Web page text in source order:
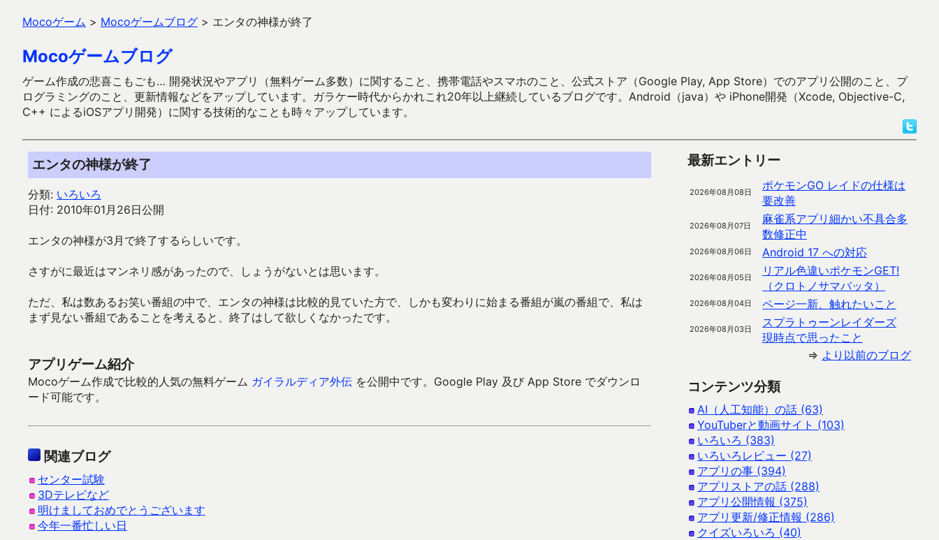
Mocoゲーム > Mocoゲームブログ > エンタの神様が終了
Mocoゲームブログ
ゲーム作成の悲喜こもごも… 開発状況やアプリ（無料ゲーム多数）に関すること、携帯電話やスマホのこと、公式ストア（Google Play, App Store）でのアプリ公開のこと、プ
ログラミングのこと、更新情報などをアップしています。ガラケー時代からかれこれ20年以上継続しているブログです。Android（java）や iPhone開発（Xcode, Objective-C,
C++ によるiOSアプリ開発）に関する技術的なことも時々アップしています。
エンタの神様が終了
分類: いろいろ
日付: 2010年01月26日公開
エンタの神様が3月で終了するらしいです。
さすがに最近はマンネリ感があったので、しょうがないとは思います。
ただ、私は数あるお笑い番組の中で、エンタの神様は比較的見ていた方で、しかも変わりに始まる番組が嵐の番組で、私は
まず見ない番組であることを考えると、終了はして欲しくなかったです。
アプリゲーム紹介
Mocoゲーム作成で比較的人気の無料ゲーム ガイラルディア外伝 を公開中です。Google Play 及び App Store でダウンロ
ード可能です。
関連ブログ
センター試験
3Dテレビなど
明けましておめでとうございます
今年一番忙しい日
最新エントリー
2026年08月08日
ポケモンGO レイドの仕様は
要改善
2026年08月07日
麻雀系アプリ細かい不具合多
数修正中
2026年08月06日 Android 17 への対応
2026年08月05日
リアル色違いポケモンGET!
（クロトノサマバッタ）
2026年08月04日 ページ一新、触れたいこと
2026年08月03日
スプラトゥーンレイダーズ
現時点で思ったこと
⇒ より以前のブログ
コンテンツ分類
AI（人工知能）の話 (63)
YouTuberと動画サイト (103)
いろいろ (383)
いろいろレビュー (27)
アプリの事 (394)
アプリストアの話 (288)
アプリ公開情報 (375)
アプリ更新/修正情報 (286)
クイズいろいろ (40)